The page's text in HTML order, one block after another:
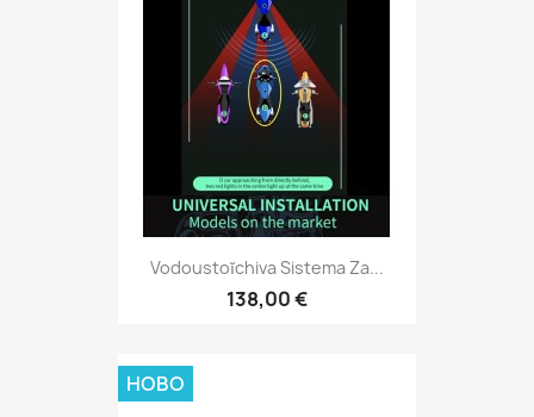
Vodoustoĭchiva Sistema Za...
138,00 €
НОВО